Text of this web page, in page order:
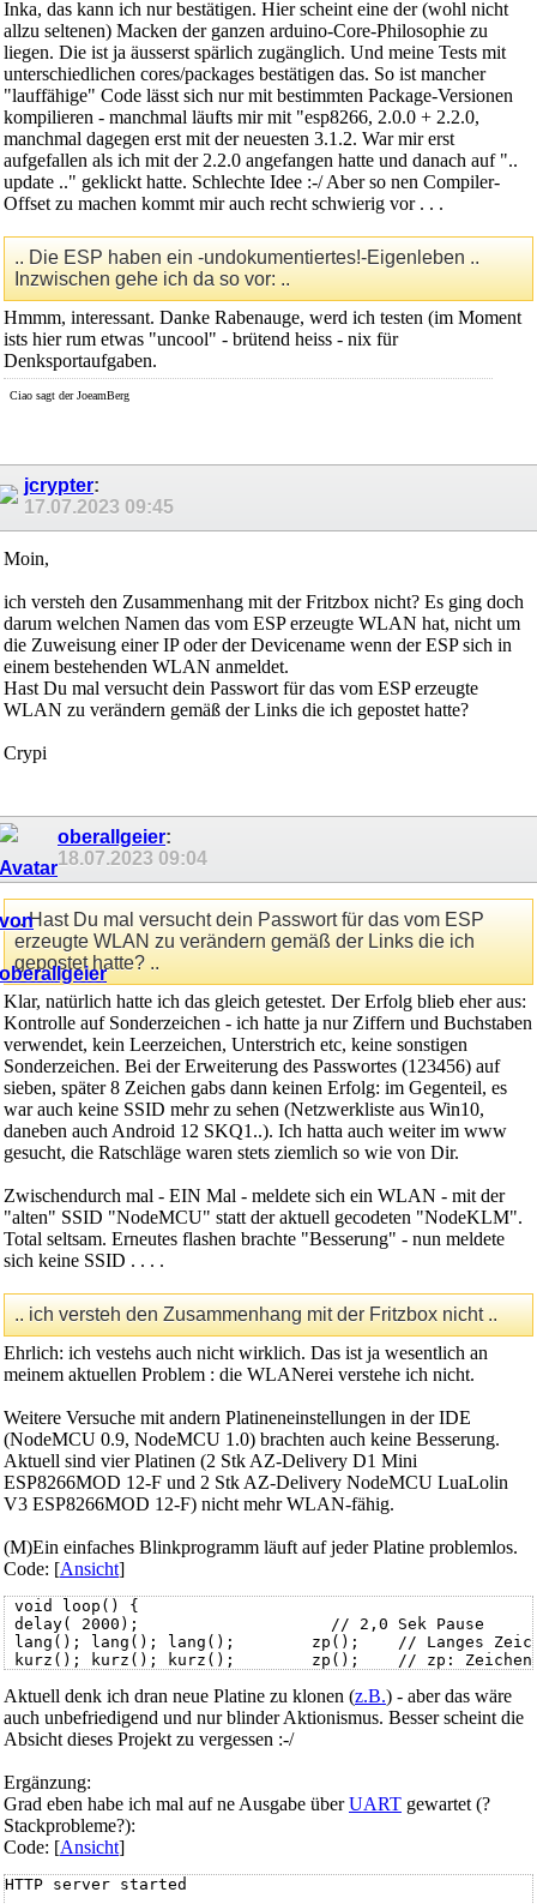
    delay( 1000);
    Serial.print("\r");
    Serial.print("MAC: ");
    Serial.println(WiFi.macAddress());
    delay( 1000);
  }
void loop(){}
//  -   -   -   -   -   -   -
Inka, das kann ich nur bestätigen. Hier scheint eine der (wohl nicht
allzu seltenen) Macken der ganzen arduino-Core-Philosophie zu
liegen. Die ist ja äusserst spärlich zugänglich. Und meine Tests mit
unterschiedlichen cores/packages bestätigen das. So ist mancher
"lauffähige" Code lässt sich nur mit bestimmten Package-Versionen
kompilieren - manchmal läufts mir mit "esp8266, 2.0.0 + 2.2.0,
manchmal dagegen erst mit der neuesten 3.1.2. War mir erst
aufgefallen als ich mit der 2.2.0 angefangen hatte und danach auf "..
update .." geklickt hatte. Schlechte Idee :-/ Aber so nen Compiler-
Offset zu machen kommt mir auch recht schwierig vor . . .
.. Die ESP haben ein -undokumentiertes!-Eigenleben ..
Inzwischen gehe ich da so vor: ..
Hmmm, interessant. Danke Rabenauge, werd ich testen (im Moment
ists hier rum etwas "uncool" - brütend heiss - nix für
Denksportaufgaben.
Ciao sagt der JoeamBerg
jcrypter:
17.07.2023 09:45
Moin,
ich versteh den Zusammenhang mit der Fritzbox nicht? Es ging doch
darum welchen Namen das vom ESP erzeugte WLAN hat, nicht um
die Zuweisung einer IP oder der Devicename wenn der ESP sich in
einem bestehenden WLAN anmeldet.
Hast Du mal versucht dein Passwort für das vom ESP erzeugte
WLAN zu verändern gemäß der Links die ich gepostet hatte?
Crypi
oberallgeier:
18.07.2023 09:04
.. Hast Du mal versucht dein Passwort für das vom ESP
erzeugte WLAN zu verändern gemäß der Links die ich
gepostet hatte? ..
Klar, natürlich hatte ich das gleich getestet. Der Erfolg blieb eher aus:
Kontrolle auf Sonderzeichen - ich hatte ja nur Ziffern und Buchstaben
verwendet, kein Leerzeichen, Unterstrich etc, keine sonstigen
Sonderzeichen. Bei der Erweiterung des Passwortes (123456) auf
sieben, später 8 Zeichen gabs dann keinen Erfolg: im Gegenteil, es
war auch keine SSID mehr zu sehen (Netzwerkliste aus Win10,
daneben auch Android 12 SKQ1..). Ich hatta auch weiter im www
gesucht, die Ratschläge waren stets ziemlich so wie von Dir.
Zwischendurch mal - EIN Mal - meldete sich ein WLAN - mit der
"alten" SSID "NodeMCU" statt der aktuell gecodeten "NodeKLM".
Total seltsam. Erneutes flashen brachte "Besserung" - nun meldete
sich keine SSID . . . .
.. ich versteh den Zusammenhang mit der Fritzbox nicht ..
Ehrlich: ich vestehs auch nicht wirklich. Das ist ja wesentlich an
meinem aktuellen Problem : die WLANerei verstehe ich nicht.
Weitere Versuche mit andern Platineneinstellungen in der IDE
(NodeMCU 0.9, NodeMCU 1.0) brachten auch keine Besserung.
Aktuell sind vier Platinen (2 Stk AZ-Delivery D1 Mini
ESP8266MOD 12-F und 2 Stk AZ-Delivery NodeMCU LuaLolin
V3 ESP8266MOD 12-F) nicht mehr WLAN-fähig.
(M)Ein einfaches Blinkprogramm läuft auf jeder Platine problemlos.
Code: [Ansicht]
void loop() {
delay( 2000);                    // 2,0 Sek Pause
lang(); lang(); lang();        zp();    // Langes Zeichen
kurz(); kurz(); kurz();        zp();    // zp: Zeichenpause
}
Aktuell denk ich dran neue Platine zu klonen (z.B.) - aber das wäre
auch unbefriedigend und nur blinder Aktionismus. Besser scheint die
Absicht dieses Projekt zu vergessen :-/
Ergänzung:
Grad eben habe ich mal auf ne Ausgabe überUART gewartet (?
Stackprobleme?):
Code: [Ansicht]
HTTP server started